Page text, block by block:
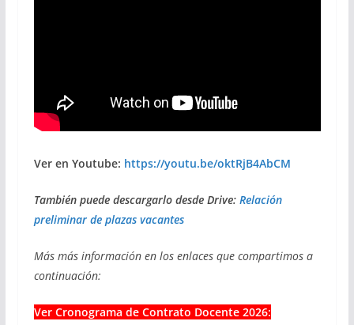
Ver en Youtube: https://youtu.be/oktRjB4AbCM
También puede descargarlo desde Drive: Relación
preliminar de plazas vacantes
Más más información en los enlaces que compartimos a
continuación:
Ver Cronograma de Contrato Docente 2026: